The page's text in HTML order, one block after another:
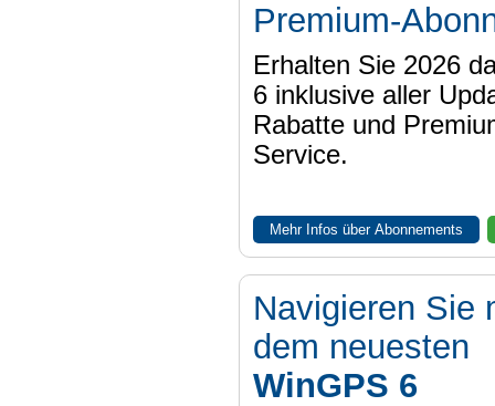
Premium-
Erhalten Sie 2026
6 inklusive aller
Rabatte und
Service.
Mehr Infos über Abonnements
Navigieren Sie
dem neuesten
WinGPS 6